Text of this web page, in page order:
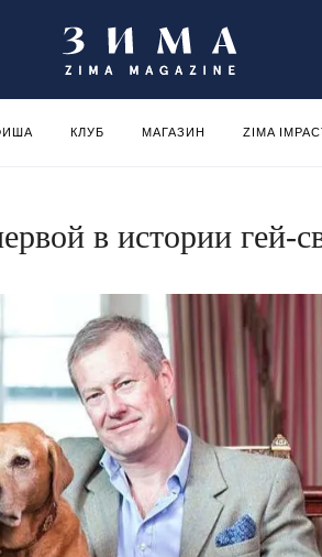
КЛУБ МАГАЗИН ZIMA
в истории гей-